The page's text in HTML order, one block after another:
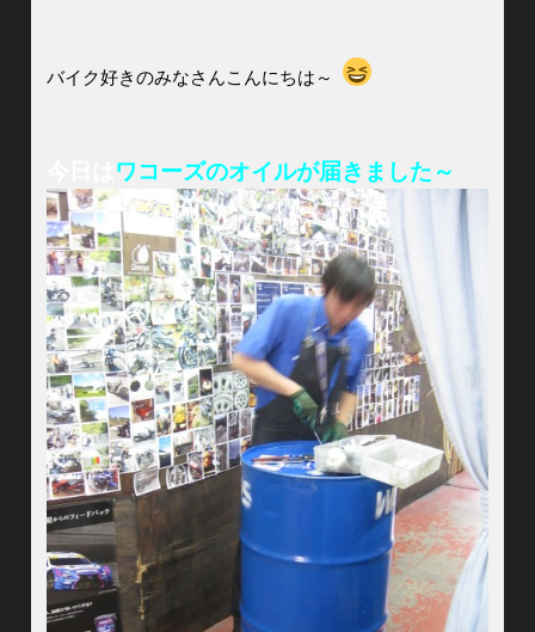
バイク好きのみなさんこんにちは～
ワコーズのオイルが届きました～